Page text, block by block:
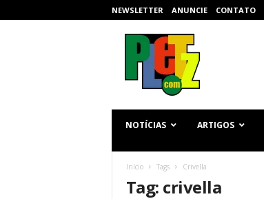
NEWSLETTER ANUNCIE CONTATO
NOTÍCIAS ARTIGOS
Início Tags Crivella
Tag: crivella